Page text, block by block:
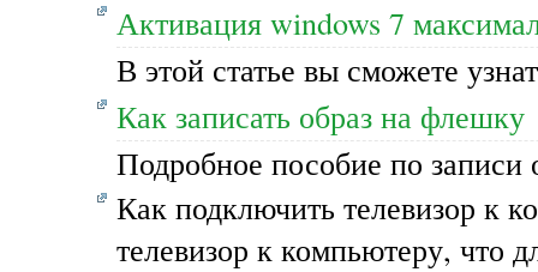
Активация windows 7
В этой статье вы сможете
Как записать образ на флешку
Подробное пособие по записи
Как подключить телевизор к
телевизор к компьютеру,